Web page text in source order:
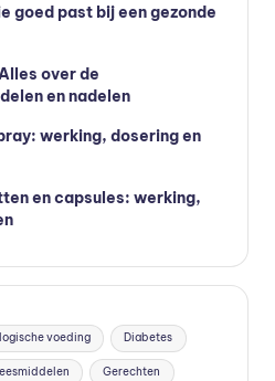
goed past bij een gezonde
over de
en nadelen
werking, dosering en
en capsules: werking,
voeding Diabetes
Gerechten